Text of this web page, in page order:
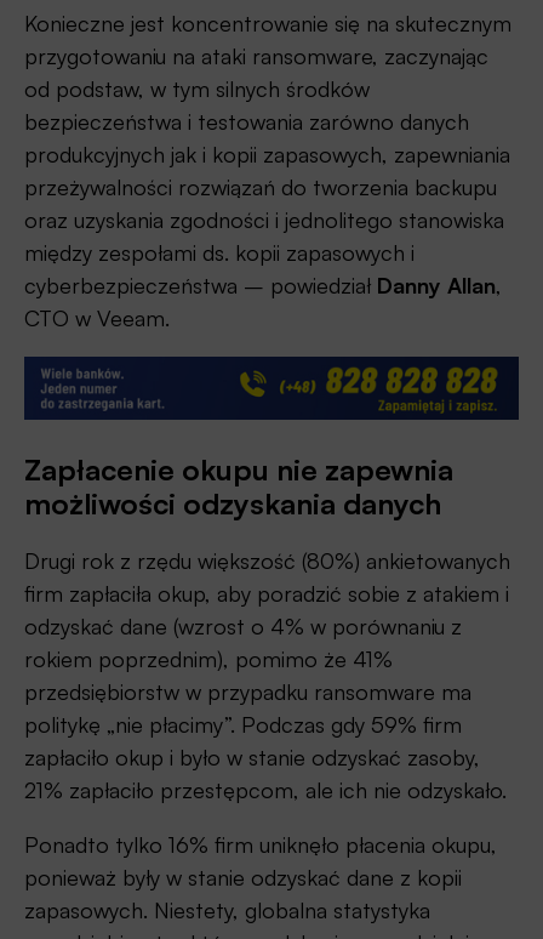
Konieczne jest koncentrowanie się na skutecznym
przygotowaniu na ataki ransomware, zaczynając
od podstaw, w tym silnych środków
bezpieczeństwa i testowania zarówno danych
produkcyjnych jak i kopii zapasowych, zapewniania
przeżywalności rozwiązań do tworzenia backupu
oraz uzyskania zgodności i jednolitego stanowiska
między zespołami ds. kopii zapasowych i
cyberbezpieczeństwa – powiedział Danny Allan,
CTO w Veeam.
Zapłacenie okupu nie zapewnia
możliwości odzyskania danych
Drugi rok z rzędu większość (80%) ankietowanych
firm zapłaciła okup, aby poradzić sobie z atakiem i
odzyskać dane (wzrost o 4% w porównaniu z
rokiem poprzednim), pomimo że 41%
przedsiębiorstw w przypadku ransomware ma
politykę „nie płacimy”. Podczas gdy 59% firm
zapłaciło okup i było w stanie odzyskać zasoby,
21% zapłaciło przestępcom, ale ich nie odzyskało.
Ponadto tylko 16% firm uniknęło płacenia okupu,
ponieważ były w stanie odzyskać dane z kopii
zapasowych. Niestety, globalna statystyka